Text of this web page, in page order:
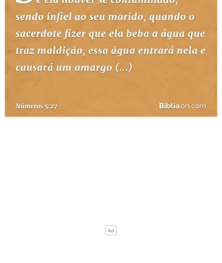
PERGUNTE À BÍBLIA IA
TERMO BÍBLICO JOGOS
QUEM SOMOS